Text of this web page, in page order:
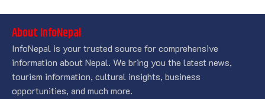
About InfoNepal
InfoNepal is your trusted source for comprehensive
information about Nepal. We bring you the latest news,
tourism information, cultural insights, business
opportunities, and much more.